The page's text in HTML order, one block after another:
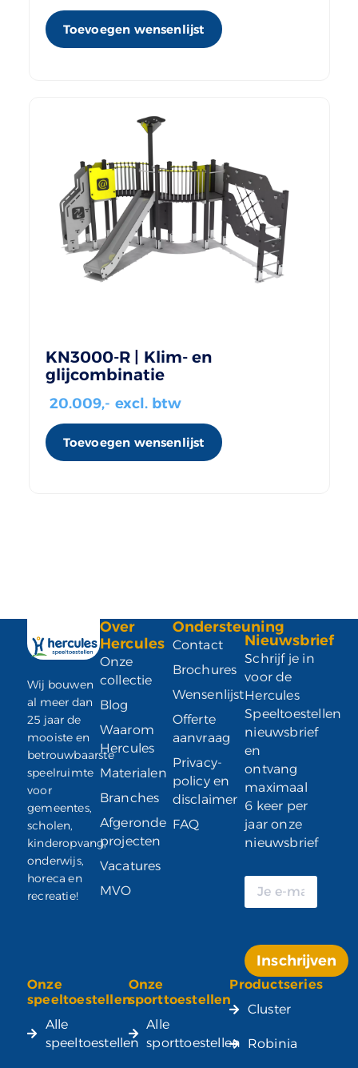
Toevoegen wensenlijst
KN3000-R | Klim- en
glijcombinatie
20.009,- excl. btw
Toevoegen wensenlijst
Wij bouwen
al meer dan
25 jaar de
mooiste en
betrouwbaarste
speelruimte
voor
gemeentes,
scholen,
kinderopvang,
onderwijs,
horeca en
recreatie!
Over
Hercules
Onze
collectie
Blog
Waarom
Hercules
Materialen
Branches
Afgeronde
projecten
Vacatures
MVO
Ondersteuning
Contact
Brochures
Wensenlijst
Offerte
aanvraag
Privacy-
policy en
disclaimer
FAQ
Nieuwsbrief
Schrijf je in
voor de
Hercules
Speeltoestellen
nieuwsbrief
en
ontvang
maximaal
6 keer per
jaar onze
nieuwsbrief
Inschrijven
Alternative:
Onze
speeltoestellen
Alle
speeltoestellen
Onze
sporttoestellen
Alle
sporttoestellen
Productseries
Cluster
Robinia